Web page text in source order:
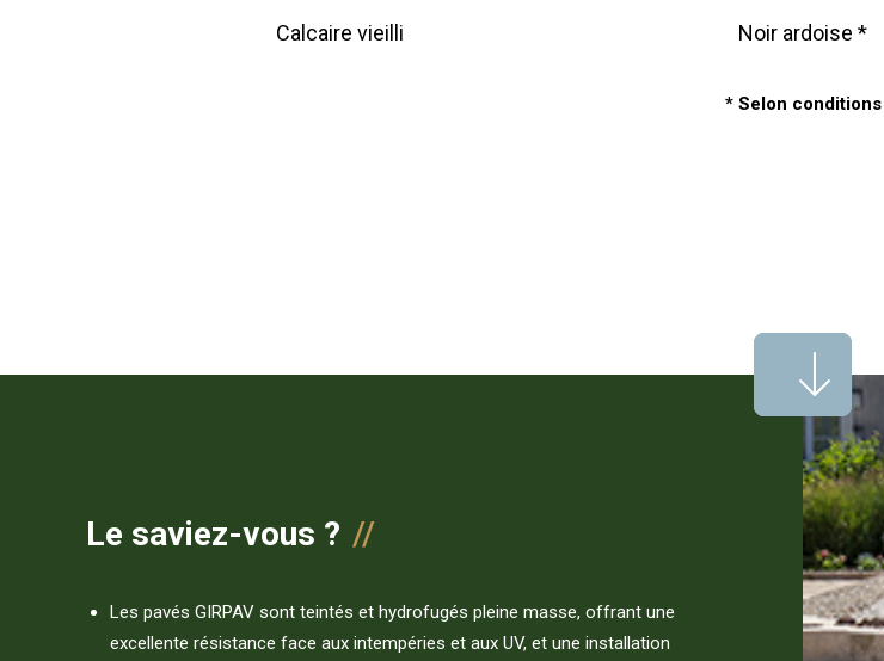
Calcaire vieilli Noir ardoise *
* Selon conditions
Le saviez-vous ?
Les pavés GIRPAV sont teintés et hydrofugés pleine masse, offrant une
excellente résistance face aux intempéries et aux UV, et une installation